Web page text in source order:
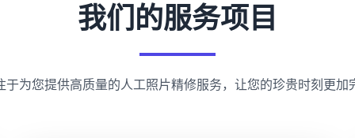
我们的服务项目
于为您提供高质量的人工照片精修服务，让您的珍贵时刻更加